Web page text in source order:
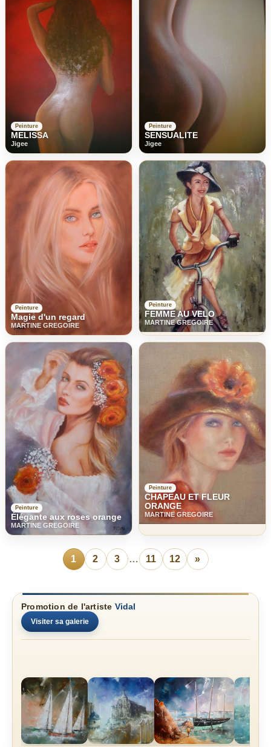
Peinture
MELISSA
Jigee
Peinture
SENSUALITE
Jigee
Peinture
Magie d'un regard
MARTINE GREGOIRE
Peinture
FEMME AU VELO
MARTINE GREGOIRE
Peinture
Élégante aux roses orange
MARTINE GREGOIRE
Peinture
CHAPEAU ET FLEUR
ORANGE
MARTINE GREGOIRE
1 2 3 … 11 12 »
Promotion de l'artiste Vidal
Visiter sa galerie